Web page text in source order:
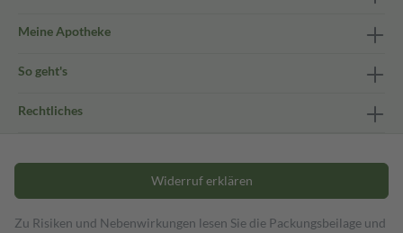
Meine Apotheke
So geht's
Rechtliches
Widerruf erklären
Zu Risiken und Nebenwirkungen lesen Sie die Packungsbeilage und